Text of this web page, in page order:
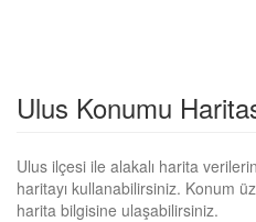
Ulus Konumu
Ulus ilçesi ile alakalı harita
haritayı kullanabilirsiniz. Konum
harita bilgisine ulaşabilirsiniz.